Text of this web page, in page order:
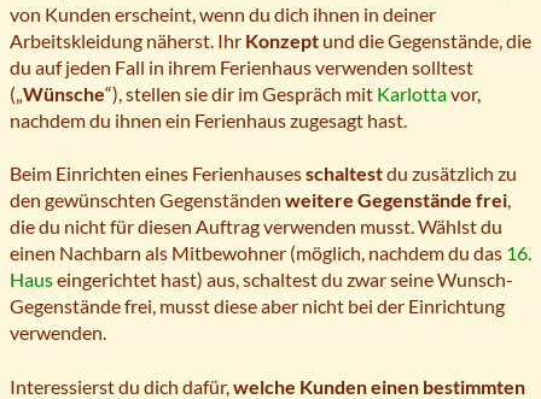
von Kunden erscheint, wenn du dich ihnen in deiner
Arbeitskleidung näherst. Ihr Konzept und die Gegenstände, die
du auf jeden Fall in ihrem Ferienhaus verwenden solltest
(„ Wünsche“), stellen sie dir im Gespräch mit Karlottavor,
nachdem du ihnen ein Ferienhaus zugesagt hast.
Beim Einrichten eines Ferienhausesschaltestdu zusätzlich zu
den gewünschten Gegenständen weitere Gegenstände frei,
die du nicht für diesen Auftrag verwenden musst. Wählst du
einen Nachbarn als Mitbewohner (möglich, nachdem du das 16.
Hauseingerichtet hast) aus, schaltest du zwar seine Wunsch-
Gegenstände frei, musst diese aber nicht bei der Einrichtung
verwenden.
Interessierst du dich dafür, welche Kunden einen bestimmten